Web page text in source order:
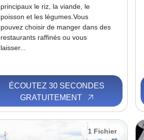
principaux le riz, la viande, le
poisson et les légumes.Vous
pouvez choisir de manger dans des
restaurants raffinés ou vous
laisser...
ÉCOUTEZ 30 SECONDES
GRATUITEMENT
1 Fichier